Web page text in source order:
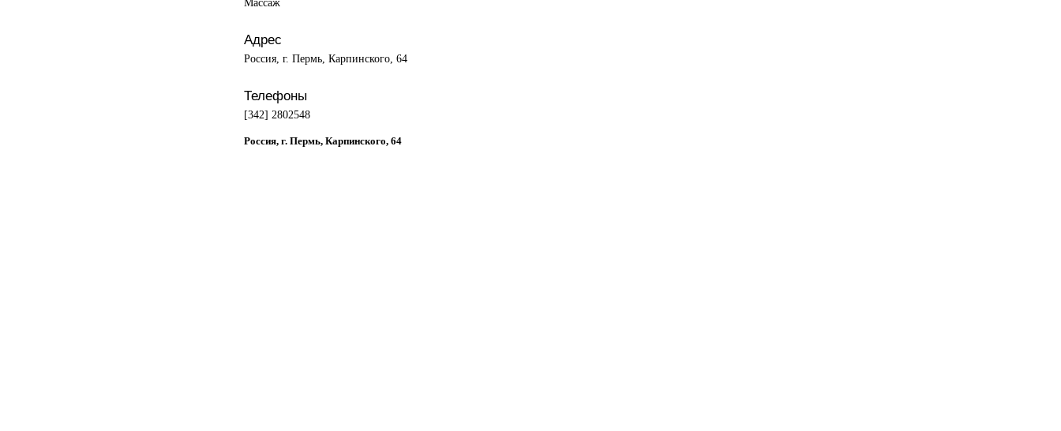
Адрес
Россия, г. Пермь, Карпинского, 64
Телефоны
[342] 2802548
Россия, г. Пермь, Карпинского, 64